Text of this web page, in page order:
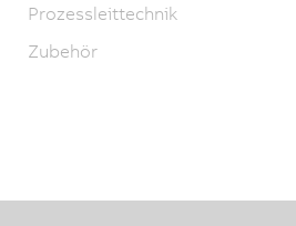
Prozessleittechnik
Zubehör